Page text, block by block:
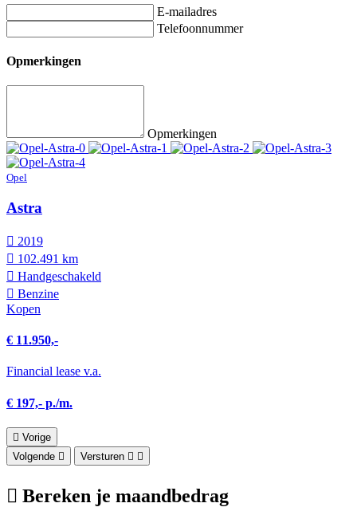
E-mailadres
Telefoonnummer
Opmerkingen
Opmerkingen
Opel
Astra
2019
102.491 km
Hand­geschakeld
Benzine
Kopen
€ 11.950,-
Financial lease v.a.
€ 197,- p./m.
Vorige
Volgende
Versturen
Bereken je maandbedrag